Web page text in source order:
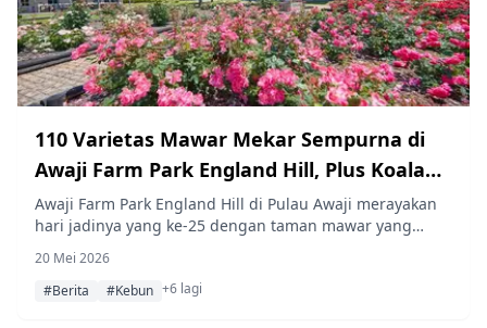
110 Varietas Mawar Mekar Sempurna di
Awaji Farm Park England Hill, Plus Koala
"Komachi" Kini Hadir dalam Rangka
Peringatan HUT ke-25
Awaji Farm Park England Hill di Pulau Awaji merayakan
hari jadinya yang ke-25 dengan taman mawar yang
sedang mekar penuh — menampilkan 110 varietas dan
sekitar 680 tanaman — bersamaan dengan debut koala
utara "Komachi" dan kembalinya acara olahraga
20 Mei 2026
#Berita
#Kebun +6 lagi